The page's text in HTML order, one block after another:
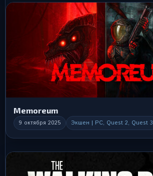
Memoreum
9 октября 2025 Экшен | PC, Quest 2, Quest 3